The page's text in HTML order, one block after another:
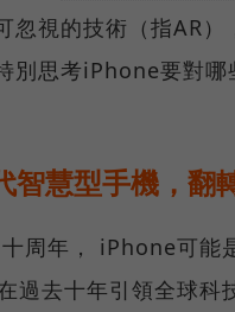
忽視的技術（指AR
別思考iPhone要對哪
智慧型手機，翻
周年， iPhone可能
過去十年引領全球科